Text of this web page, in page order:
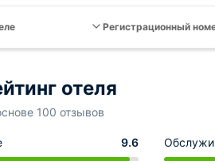
Регистрационный
отеля
100 отзывов
9.6